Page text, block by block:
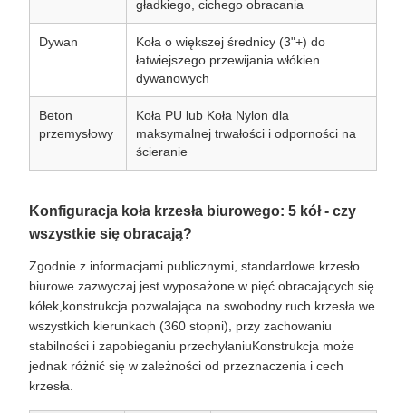
gładkiego, cichego obracania
Dywan
Koła o większej średnicy (3"+) do
łatwiejszego przewijania włókien
dywanowych
Beton
przemysłowy
Koła PU lub Koła Nylon dla
maksymalnej trwałości i odporności na
ścieranie
Konfiguracja koła krzesła biurowego: 5 kół - czy
wszystkie się obracają?
Zgodnie z informacjami publicznymi, standardowe krzesło
biurowe zazwyczaj jest wyposażone w pięć obracających się
kółek,konstrukcja pozwalająca na swobodny ruch krzesła we
wszystkich kierunkach (360 stopni), przy zachowaniu
stabilności i zapobieganiu przechyłaniuKonstrukcja może
jednak różnić się w zależności od przeznaczenia i cech
krzesła.